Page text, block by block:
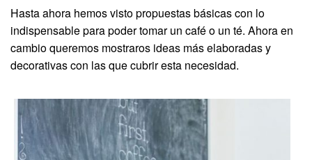
Hasta ahora hemos visto propuestas básicas con lo
indispensable para poder tomar un café o un té. Ahora en
cambio queremos mostraros ideas más elaboradas y
decorativas con las que cubrir esta necesidad.